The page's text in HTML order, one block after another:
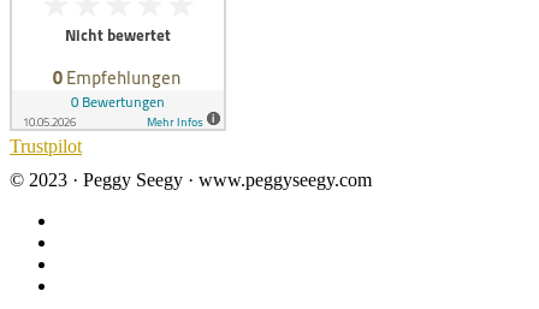
Trustpilot
© 2023 · Peggy Seegy · www.peggyseegy.com